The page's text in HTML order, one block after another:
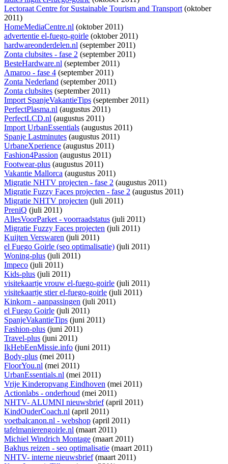
Lectoraat Centre for Sustainable Tourism and Transport(oktober
2011)
HomeMediaCentre.nl (oktober 2011)
advertentie el-fuego-goirle (oktober 2011)
hardwareonderdelen.nl (september 2011)
Zonta clubsites - fase 2 (september 2011)
BesteHardware.nl (september 2011)
Amaroo - fase 4 (september 2011)
Zonta Nederland (september 2011)
Zonta clubsites (september 2011)
Import SpanjeVakantieTips (september 2011)
PerfectPlasma.nl (augustus 2011)
PerfectLCD.nl (augustus 2011)
Import UrbanEssentials (augustus 2011)
Spanje Lastminutes (augustus 2011)
UrbaneXperience (augustus 2011)
Fashion4Passion (augustus 2011)
Footwear-plus (augustus 2011)
Vakantie Mallorca (augustus 2011)
Migratie NHTV projecten - fase 2 (augustus 2011)
Migratie Fuzzy Faces projecten - fase 2 (augustus 2011)
Migratie NHTV projecten (juli 2011)
PreniQ (juli 2011)
AllesVoorParket - voorraadstatus (juli 2011)
Migratie Fuzzy Faces projecten (juli 2011)
Kuijten Verswaren (juli 2011)
el Fuego Goirle (seo optimalisatie) (juli 2011)
Woning-plus (juli 2011)
Impeco (juli 2011)
Kids-plus (juli 2011)
visitekaartje vrouw el-fuego-goirle (juli 2011)
visitekaartje stier el-fuego-goirle (juli 2011)
Kinkorn - aanpassingen (juli 2011)
el Fuego Goirle (juli 2011)
SpanjeVakantieTips (juni 2011)
Fashion-plus (juni 2011)
Travel-plus (juni 2011)
IkHebEenMissie.info (juni 2011)
Body-plus (mei 2011)
FloorYou.nl (mei 2011)
UrbanEssentials.nl (mei 2011)
Vrije Kinderopvang Eindhoven (mei 2011)
Actionlabs - onderhoud (mei 2011)
NHTV- ALUMNI nieuwsbrief(april 2011)
KindOuderCoach.nl (april 2011)
voetbalcanon.nl - webshop (april 2011)
tafelmanierengoirle.nl (maart 2011)
Michiel Windrich Montage (maart 2011)
Bakhus reizen - seo optimalisatie (maart 2011)
NHTV- interne nieuwsbrief(maart 2011)